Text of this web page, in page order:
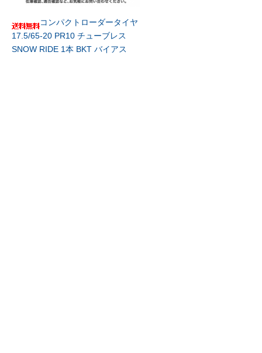
コンパクトローダータイヤ
17.5/65-20 PR10 チューブレス
SNOW RIDE 1本 BKT バイアス